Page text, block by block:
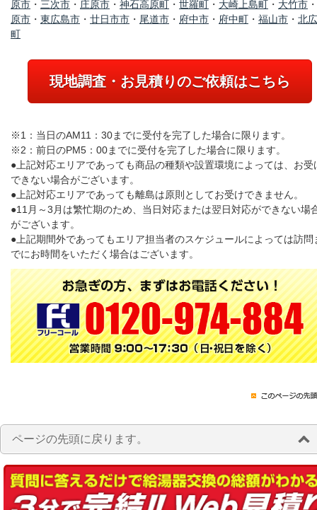
原市 ・ 三次市 ・ 庄原市 ・ 神石高原町 ・ 世羅町 ・ 大崎上島町 ・ 大竹市 ・
原市 ・ 東広島市 ・ 廿日市市 ・ 尾道市 ・ 府中市 ・ 府中町 ・ 福山市 ・ 北
町
現地調査・お見積りのご依頼はこちら
※1：当日のAM11：30までに受付を完了した場合に限ります。
※2：前日のPM5：00までに受付を完了した場合に限ります。
●上記対応エリアであっても商品の種類や設置環境によっては、お受
できない場合がございます。
●上記対応エリアであっても離島は原則としてお受けできません。
●11月～3月は繁忙期のため、当日対応または翌日対応ができない場
がございます。
●上記期間外であってもエリア担当者のスケジュールによっては訪問
でにお時間をいただく場合はございます。
ページの先頭に戻ります。